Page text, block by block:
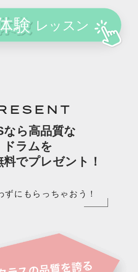
なら高品質な
ドラムを
でプレゼント！
ずにもらっちゃおう！